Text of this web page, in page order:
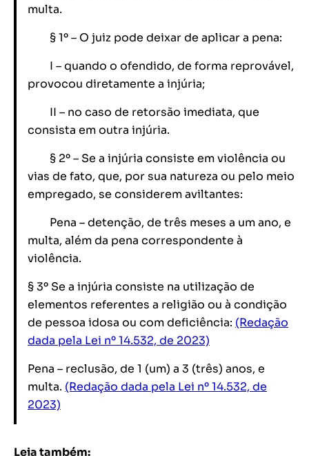
multa.
§ 1º – O juiz pode deixar de aplicar a pena:
I – quando o ofendido, de forma reprovável,
provocou diretamente a injúria;
II – no caso de retorsão imediata, que
consista em outra injúria.
§ 2º – Se a injúria consiste em violência ou
vias de fato, que, por sua natureza ou pelo meio
empregado, se considerem aviltantes:
Pena – detenção, de três meses a um ano, e
multa, além da pena correspondente à
violência.
§ 3º Se a injúria consiste na utilização de
elementos referentes a religião ou à condição
de pessoa idosa ou com deficiência: (Redação
dada pela Lei nº 14.532, de 2023)
Pena – reclusão, de 1 (um) a 3 (três) anos, e
multa. (Redação dada pela Lei nº 14.532, de
2023)
Leia também: